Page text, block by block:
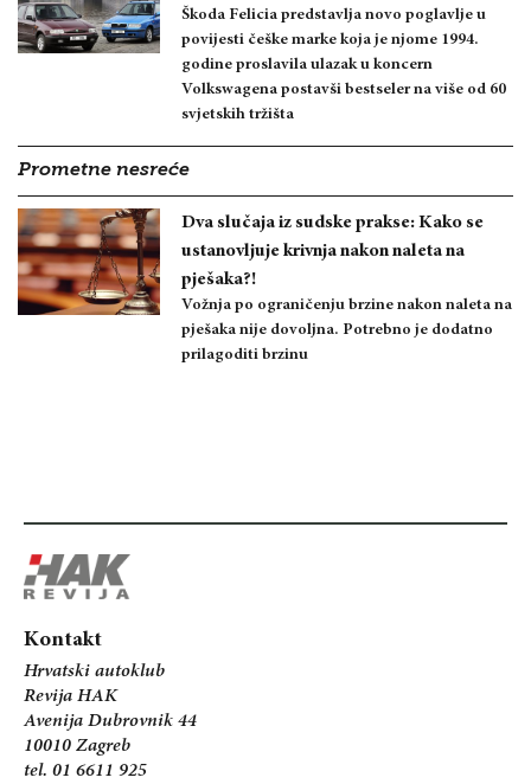
Škoda Felicia predstavlja novo poglavlje u
povijesti češke marke koja je njome 1994.
godine proslavila ulazak u koncern
Volkswagena postavši bestseler na više od 60
svjetskih tržišta
Prometne nesreće
Dva slučaja iz sudske prakse: Kako se
ustanovljuje krivnja nakon naleta na
pješaka?!
Vožnja po ograničenju brzine nakon naleta na
pješaka nije dovoljna. Potrebno je dodatno
prilagoditi brzinu
Kontakt
Hrvatski autoklub
Revija HAK
Avenija Dubrovnik 44
10010 Zagreb
tel. 01 6611 925